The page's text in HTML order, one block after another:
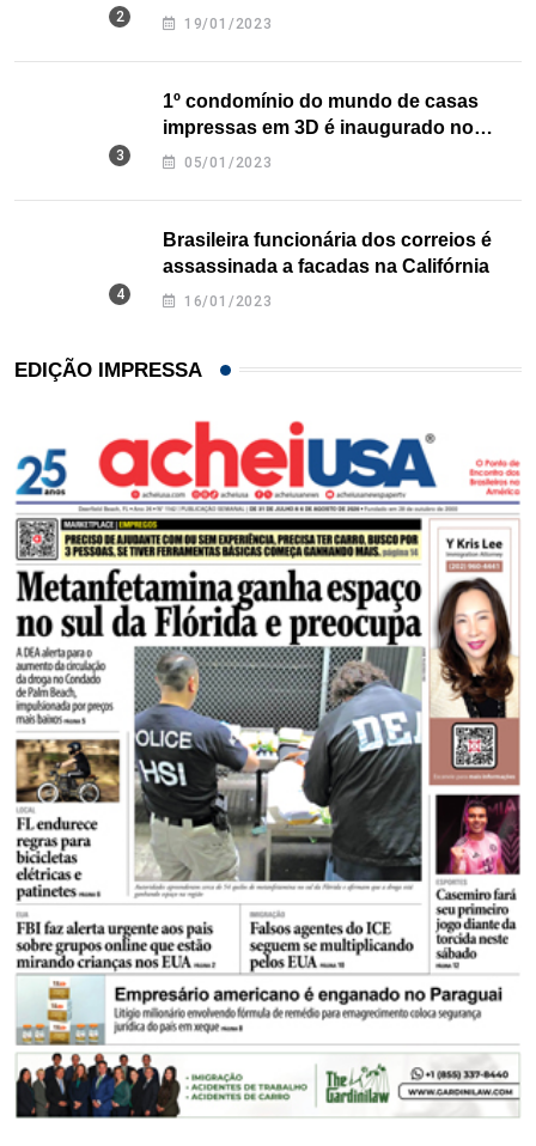
nos EUA
19/01/2023
1º condomínio do mundo de casas
impressas em 3D é inaugurado no
Texas
05/01/2023
Brasileira funcionária dos correios é
assassinada a facadas na Califórnia
16/01/2023
EDIÇÃO IMPRESSA